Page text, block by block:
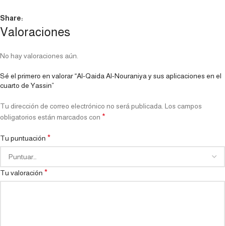
Share:
Valoraciones
No hay valoraciones aún.
Sé el primero en valorar “Al-Qaida Al-Nouraniya y sus aplicaciones en el
cuarto de Yassin”
Tu dirección de correo electrónico no será publicada. Los campos
obligatorios están marcados con *
Tu puntuación *
Tu valoración *